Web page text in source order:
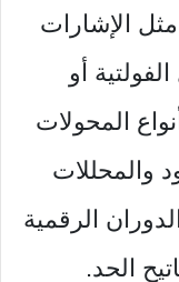
مثل الإشارات
أو
المحولات
والمحللات
الرقمية
الحد.